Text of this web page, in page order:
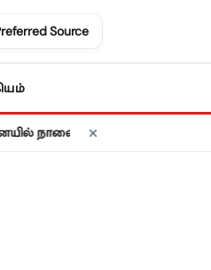
Source
தடை! உங்கள் பகுதியில் மின்